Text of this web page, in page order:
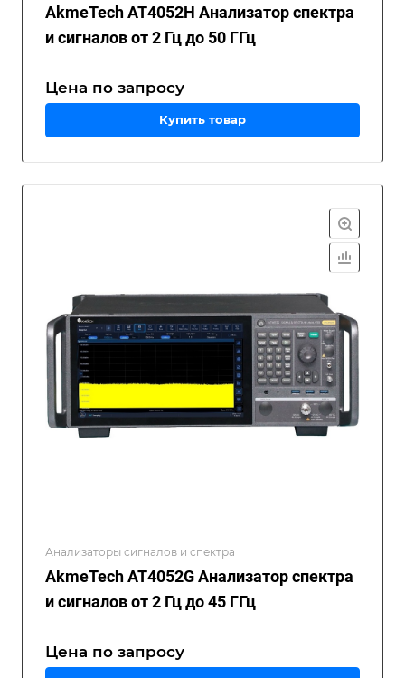
AkmeTech AT4052H Анализатор спектра
и сигналов от 2 Гц до 50 ГГц
Цена по запросу
Купить товар
Анализаторы сигналов и спектра
AkmeTech AT4052G Анализатор спектра
и сигналов от 2 Гц до 45 ГГц
Цена по запросу